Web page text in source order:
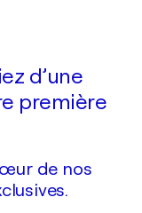
d’une
première
de nos